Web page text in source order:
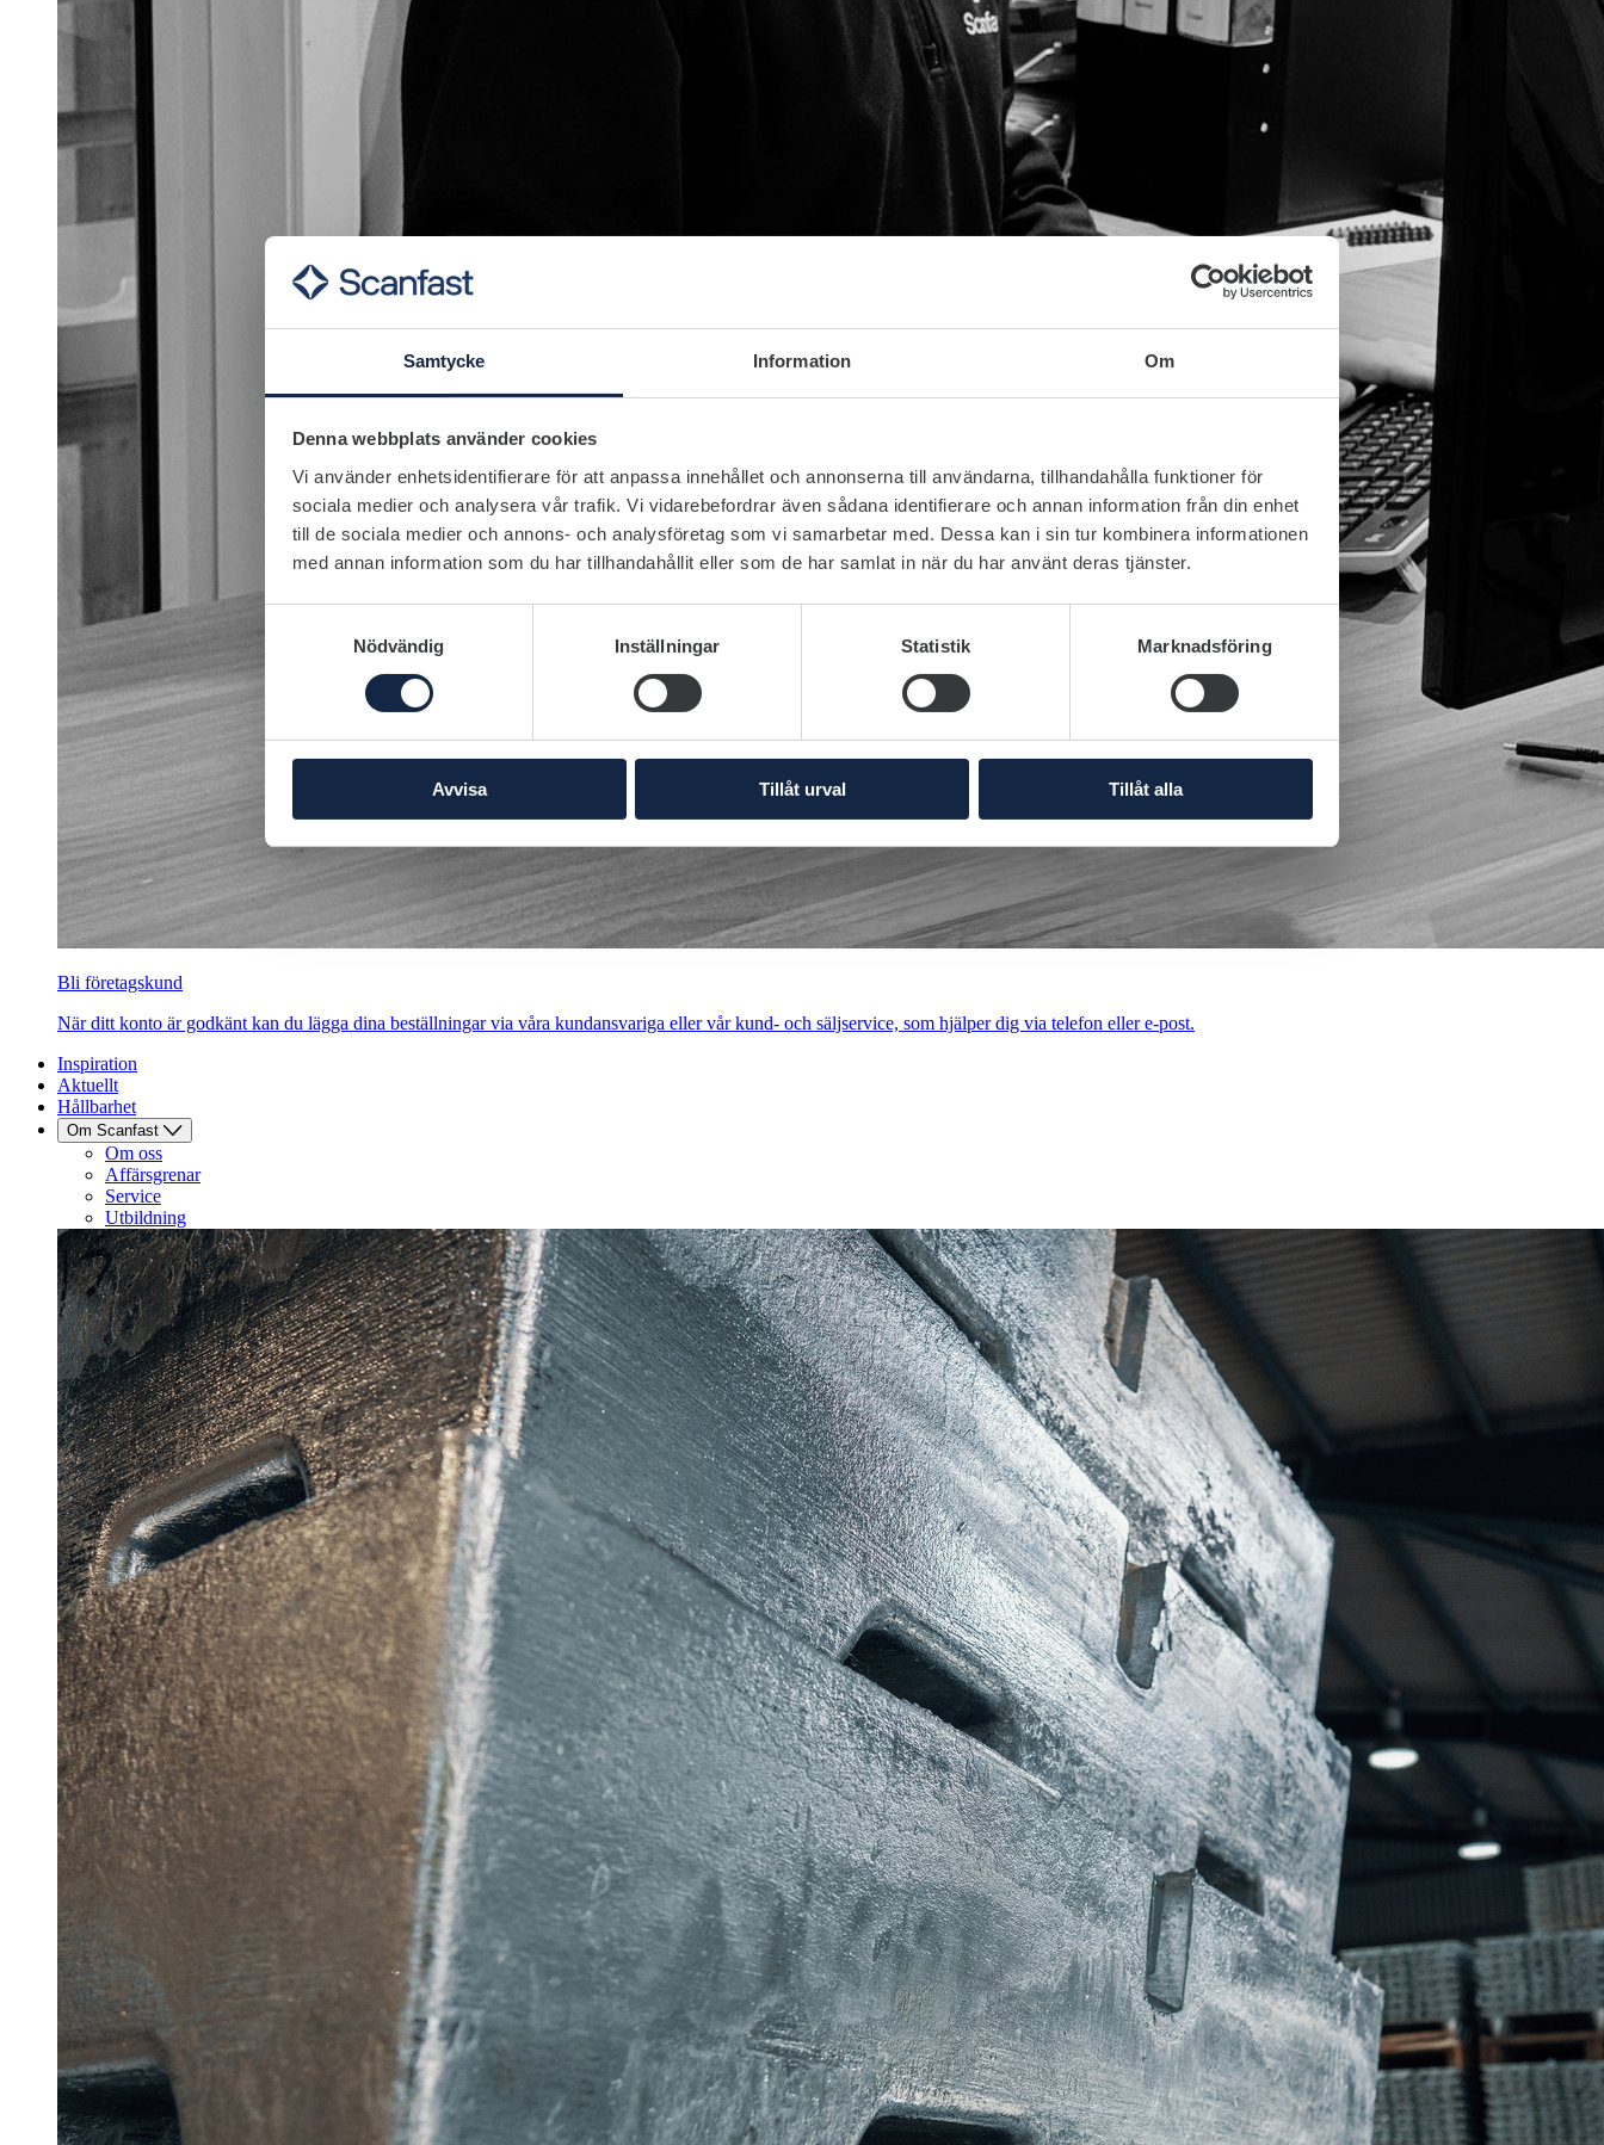
Samtycke Information Om
Denna webbplats använder cookies
Vi använder enhetsidentifierare för att anpassa innehållet och annonserna till användarna, tillhandahålla funktioner för
sociala medier och analysera vår trafik. Vi vidarebefordrar även sådana identifierare och annan information från din enhet
till de sociala medier och annons- och analysföretag som vi samarbetar med. Dessa kan i sin tur kombinera informationen
med annan information som du har tillhandahållit eller som de har samlat in när du har använt deras tjänster.
Nödvändig
Inställningar Statistik Marknadsföring
Avvisa Tillåt urval Tillåt alla
Bli företagskund
När ditt konto är godkänt kan du lägga dina beställningar via våra kundansvariga eller vår kund- och säljservice, som hjälper dig via telefon eller e-post.
Inspiration
Aktuellt
Hållbarhet
Om Scanfast
Om oss
Affärsgrenar
Service
Utbildning